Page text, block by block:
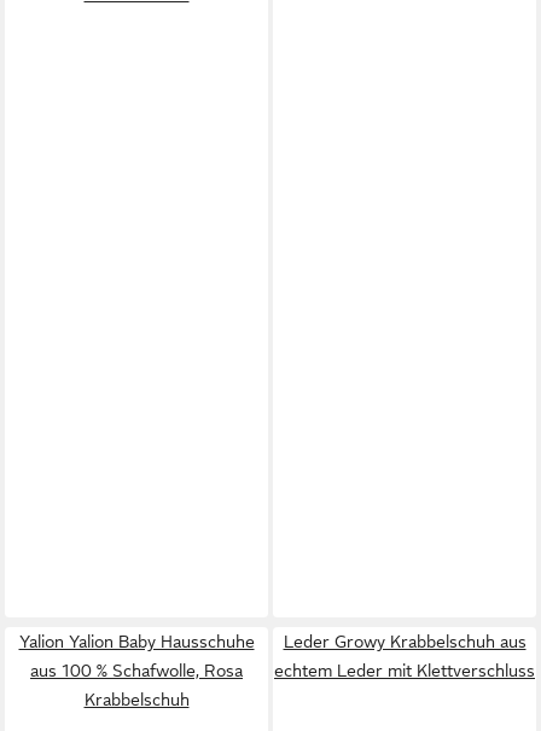
Yalion Yalion Baby Hausschuhe
aus 100 % Schafwolle, Rosa
Krabbelschuh
Leder Growy Krabbelschuh aus
echtem Leder mit Klettverschluss